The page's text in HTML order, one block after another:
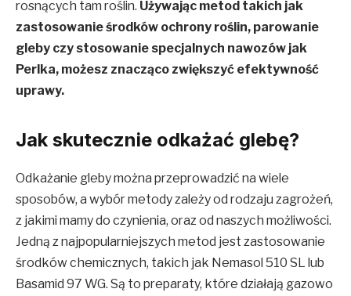
rosnących tam roślin. Używając metod takich jak
zastosowanie środków ochrony roślin, parowanie
gleby czy stosowanie specjalnych nawozów jak
Perlka, możesz znacząco zwiększyć efektywność
uprawy.
Jak skutecznie odkażać glebę?
Odkażanie gleby można przeprowadzić na wiele
sposobów, a wybór metody zależy od rodzaju zagrożeń,
z jakimi mamy do czynienia, oraz od naszych możliwości.
Jedną z najpopularniejszych metod jest zastosowanie
środków chemicznych, takich jak Nemasol 510 SL lub
Basamid 97 WG. Są to preparaty, które działają gazowo